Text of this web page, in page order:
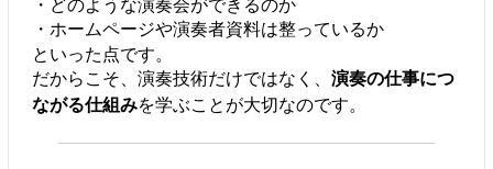
・ホームページや演奏者資料は整っているか
といった点です。
だからこそ、演奏技術だけではなく、 演奏の仕事につ
ながる仕組みを学ぶことが大切なのです。